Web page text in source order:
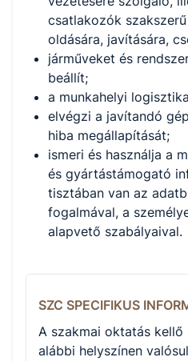
csatlakozók
oldására, javítására,
járműveket és
beállít;
a munkahelyi
elvégzi a javítandó
hiba megállapítását;
ismeri és használja a
és gyártástámogató
tisztában van az
fogalmával, a
alapvető szabályaival.
SZC SPECIFIKUS
A szakmai oktatás kellő
alábbi helyszínen